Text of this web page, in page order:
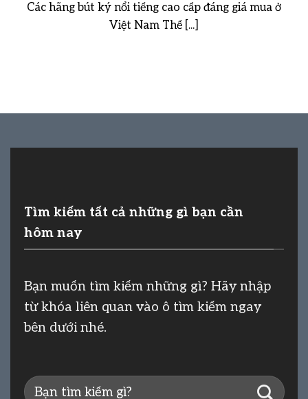
Các hãng bút ký nổi tiếng cao cấp đáng giá mua ở
Việt Nam Thế [...]
Tìm kiếm tất cả những gì bạn cần
hôm nay
Bạn muốn tìm kiếm những gì? Hãy nhập
từ khóa liên quan vào ô tìm kiếm ngay
bên dưới nhé.